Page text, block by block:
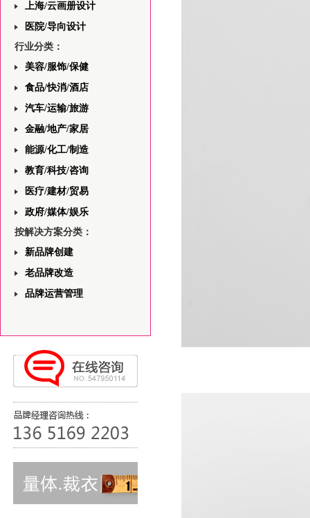
上海/云画册设计
医院/导向设计
行业分类：
美容/服饰/保健
食品/快消/酒店
汽车/运输/旅游
金融/地产/家居
能源/化工/制造
教育/科技/咨询
医疗/建材/贸易
政府/媒体/娱乐
按解决方案分类：
新品牌创建
老品牌改造
品牌运营管理